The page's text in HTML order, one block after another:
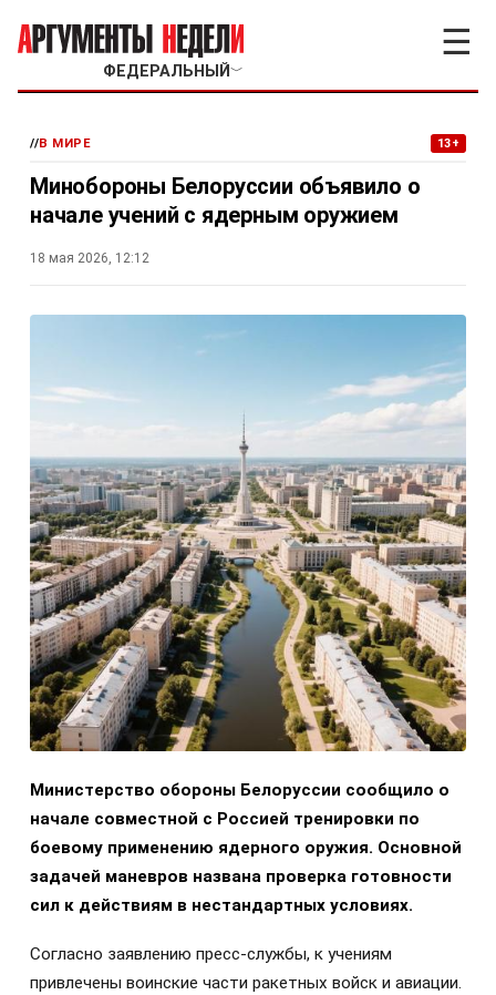
ФЕДЕРАЛЬНЫЙ ﹀
☰
//В МИРЕ 13+
Минобороны Белоруссии объявило о
начале учений с ядерным оружием
18 мая 2026, 12:12
Министерство обороны Белоруссии сообщило о
начале совместной с Россией тренировки по
боевому применению ядерного оружия. Основной
задачей маневров названа проверка готовности
сил к действиям в нестандартных условиях.
Согласно заявлению пресс-службы, к учениям
привлечены воинские части ракетных войск и авиации.